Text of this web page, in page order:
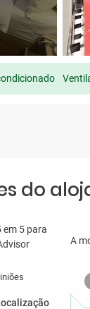
do
A